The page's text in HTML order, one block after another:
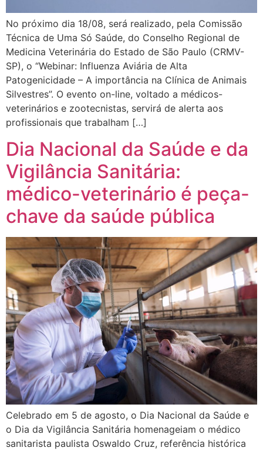
No próximo dia 18/08, será realizado, pela Comissão
Técnica de Uma Só Saúde, do Conselho Regional de
Medicina Veterinária do Estado de São Paulo (CRMV-
SP), o “Webinar: Influenza Aviária de Alta
Patogenicidade – A importância na Clínica de Animais
Silvestres”. O evento on-line, voltado a médicos-
veterinários e zootecnistas, servirá de alerta aos
profissionais que trabalham […]
Dia Nacional da Saúde e da
Vigilância Sanitária:
médico-veterinário é peça-
chave da saúde pública
Celebrado em 5 de agosto, o Dia Nacional da Saúde e
o Dia da Vigilância Sanitária homenageiam o médico
sanitarista paulista Oswaldo Cruz, referência histórica